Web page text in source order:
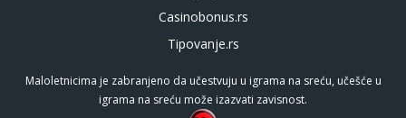
Casinobonus.rs
Tipovanje.rs
Maloletnicima je zabranjeno da učestvuju u igrama na sreću, učešće u
igrama na sreću može izazvati zavisnost.